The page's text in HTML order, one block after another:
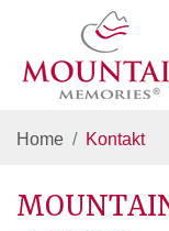
Home Kontakt